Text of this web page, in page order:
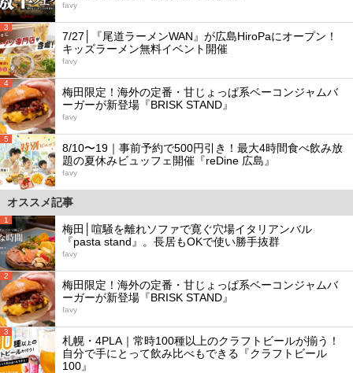
favy
3
7/27│『尾道ラーメンWAN』が広島HiroPaにオープン！
キッズラーメン無料イベント開催
favy
4
梅田限定！海外の定番・甘じょっぱ系ベーコンジャムバ
ーガーが新登場『BRISK STAND』
favy
5
8/10〜19｜事前予約で500円引き！最大4時間食べ飲み放
題の夏休みビュッフェ開催『reDine 広島』
favy
オススメ記事
1
梅田│喧騒を離れソファで寛ぐ穴場イタリアンバル
『pasta stand』。長居もOKで使い勝手抜群
favy
2
梅田限定！海外の定番・甘じょっぱ系ベーコンジャムバ
ーガーが新登場『BRISK STAND』
favy
3
札幌・4PLA｜常時100種以上のクラフトビールが揃う！
自分で手にとって飲み比べもできる『クラフトビール
100』